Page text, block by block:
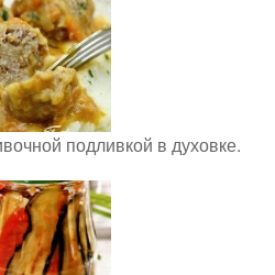
подливкой в духовке.